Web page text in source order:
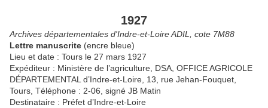
1927
Archives départementales d'Indre-et-Loire ADIL, cote 7M88
Lettre manuscrite (encre bleue)
Lieu et date : Tours le 27 mars 1927
Expéditeur : Ministère de l’agriculture, DSA, OFFICE AGRICOLE
DÉPARTEMENTAL d’Indre-et-Loire, 13, rue Jehan-Fouquet,
Tours, Téléphone : 2-06, signé JB Matin
Destinataire : Préfet d’Indre-et-Loire